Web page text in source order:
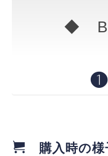
◆
❶
購入時の様